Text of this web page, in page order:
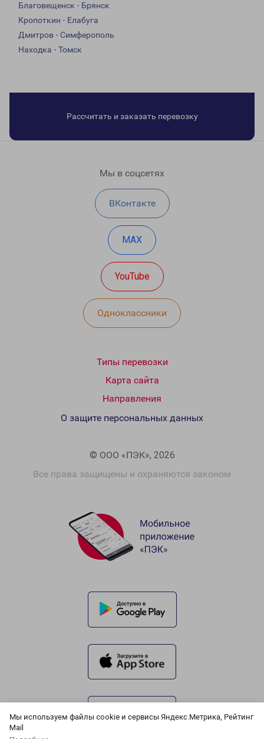
Мы используем файлы cookie и сервисы Яндекс.Метрика, Рейтинг
Mail
Благовещенск - Брянск
Кропоткин - Елабуга
Дмитров - Симферополь
Находка - Томск
Рассчитать и заказать перевозку
Мы в соцсетях
ВКонтакте
MAX
YouTube
Одноклассники
Типы перевозки
Карта сайта
Направления
© ООО «ПЭК», 2026
Все права защищены и охраняются законом
О защите персональных данных